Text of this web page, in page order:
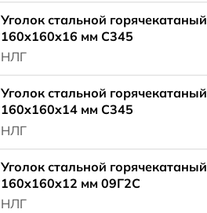
Уголок стальной горячекатаный
160x160x16 мм С345
НЛГ
Уголок стальной горячекатаный
160x160x14 мм С345
НЛГ
Уголок стальной горячекатаный
160x160x12 мм 09Г2С
НЛГ